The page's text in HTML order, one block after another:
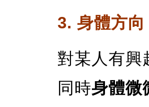
3. 身體方
對某人有興
同時身體微